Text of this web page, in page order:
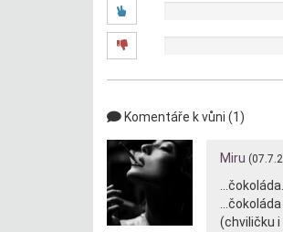
Komentáře k vůni (1)
Miru
...čokoláda.
(chviličku